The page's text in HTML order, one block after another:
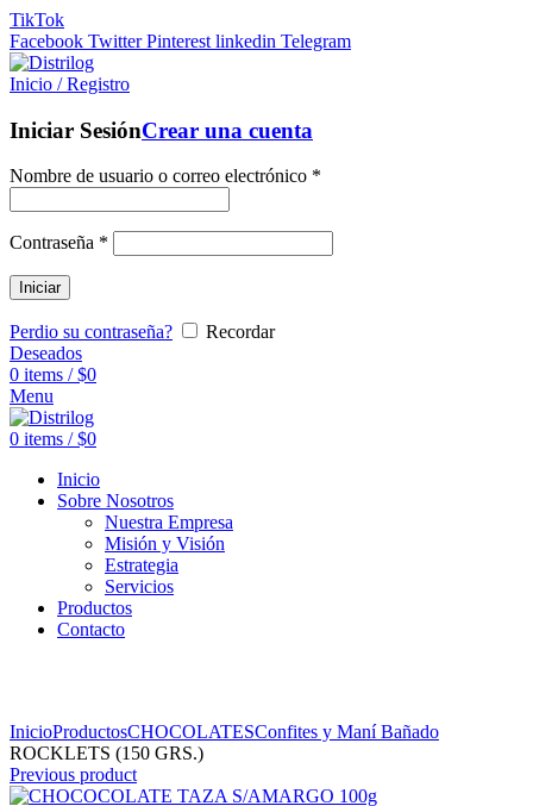
TikTok
Facebook Twitter Pinterest linkedin Telegram
Inicio / Registro
Iniciar SesiónCrear una cuenta
Nombre de usuario o correo electrónico *
Contraseña *
Iniciar
Perdio su contraseña?
Recordar
Deseados
0 items / $0
Menu
0 items / $0
Inicio
Sobre Nosotros
Nuestra Empresa
Misión y Visión
Estrategia
Servicios
Productos
Contacto
InicioProductosCHOCOLATESConfites y Maní Bañado
ROCKLETS (150 GRS.)
Previous product